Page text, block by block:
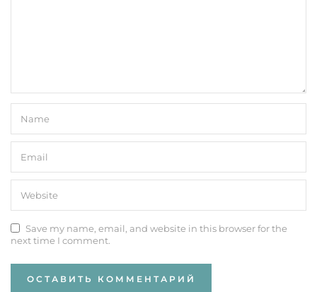
Save my name, email, and website in this browser for the
next time I comment.